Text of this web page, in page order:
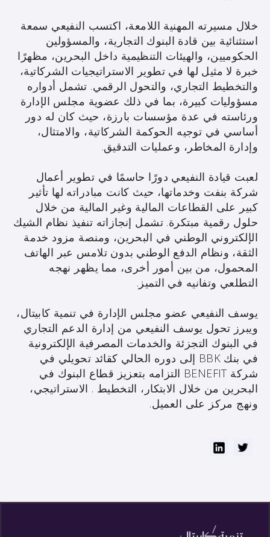
خلال مسيرته المهنية اللامعة، اكتسب النفيعي سمعة
استثنائية بين قادة البنوك التجارية، والمسؤولين
الحكوميين، والهيئات التنظيمية داخل البحرين، مظهرًا
خبرة لا مثيل لها في تطوير الاستراتيجيات الشركاتية،
والتخطيط التجاري، والتحول الرقمي. تشمل أدواره
مسؤوليات كبيرة، بما في ذلك عضوية مجلس الإدارة
ورئاسته في عدة مؤسسات بارزة، حيث كان له دور
أساسي في توجيه الحوكمة الشركاتية، والامتثال،
وإدارة المخاطر، وعمليات التدقيق.
لعبت قيادة النفيعي دورًا حاسمًا في تطوير أعمال
شركة بنفت وخدماتها، حيث كانت مبادراته لها تأثير
كبير على القطاعات المالية وغير المالية من خلال
حلول رقمية مبتكرة. تشمل إنجازاته تنفيذ نظام الشيك
الإلكتروني الوطني في البحرين، ومنصة مزود خدمة
الثقة، ونظام الدفع الوطني بدون تلامس عبر الهاتف
المحمول، من بين أمور أخرى، مما يظهر نهجه
التطلعي وتفانيه في التميز.
يوسف النفيعي عضو مجلس الإدارة في تنمية كابيتال،
ويبرز تحول يوسف النفيعي من إدارة الدعم التجاري
في البنوك التجزئة والخدمات المصرفية الإلكترونية
في بنك BBK إلى دوره الحالي كقائد تحويلي في
شركة BENEFIT التزامه بتعزيز قطاع البنوك في
البحرين من خلال الابتكار، التخطيط . الاستراتيجي،
ونهج مركز على العميل.